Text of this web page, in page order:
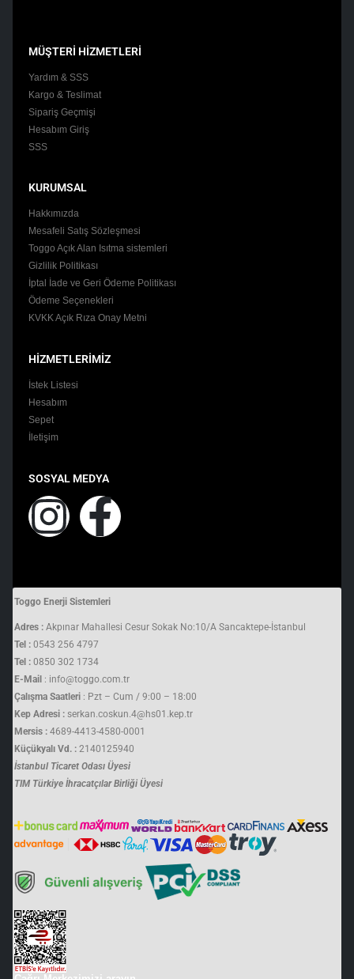
MÜŞTERİ HİZMETLERİ
Yardım & SSS
Kargo & Teslimat
Sipariş Geçmişi
Hesabım Giriş
SSS
KURUMSAL
Hakkımızda
Mesafeli Satış Sözleşmesi
Toggo Açık Alan Isıtma sistemleri
Gizlilik Politikası
İptal İade ve Geri Ödeme Politikası
Ödeme Seçenekleri
KVKK Açık Rıza Onay Metni
HİZMETLERİMİZ
İstek Listesi
Hesabım
Sepet
İletişim
SOSYAL MEDYA
Toggo Enerji Sistemleri
Adres : Akpınar Mahallesi Cesur Sokak No:10/A Sancaktepe-İstanbul
Tel : 0543 256 4797
Tel : 0850 302 1734
E-Mail : info@toggo.com.tr
Çalışma Saatleri : Pzt – Cum / 9:00 – 18:00
Kep Adresi : serkan.coskun.4@hs01.kep.tr
Mersis : 4689-4413-4580-0001
Küçükyalı Vd. : 2140125940
İstanbul Ticaret Odası Üyesi
TIM Türkiye İhracatçılar Birliği Üyesi